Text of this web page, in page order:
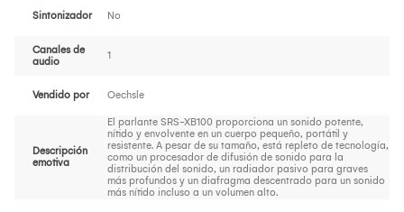
Sintonizador No
Canales de
audio
1
Vendido por Oechsle
Descripción
emotiva
El parlante SRS-XB100 proporciona un sonido potente,
nítido y envolvente en un cuerpo pequeño, portátil y
resistente. A pesar de su tamaño, está repleto de tecnología,
como un procesador de difusión de sonido para la
distribución del sonido, un radiador pasivo para graves
más profundos y un diafragma descentrado para un sonido
más nítido incluso a un volumen alto.